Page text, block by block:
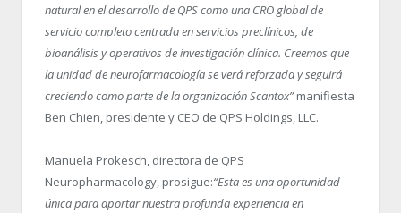
natural en el desarrollo de QPS como una CRO global de
servicio completo centrada en servicios preclínicos, de
bioanálisis y operativos de investigación clínica. Creemos que
la unidad de neurofarmacología se verá reforzada y seguirá
creciendo como parte de la organización Scantox”manifiesta
Ben Chien, presidente y CEO de QPS Holdings, LLC.
Manuela Prokesch, directora de QPS
Neuropharmacology, prosigue:“Esta es una oportunidad
única para aportar nuestra profunda experiencia en